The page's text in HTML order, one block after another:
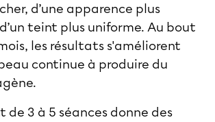
d’une apparence plus
teint plus uniforme. Au bout
les résultats s'améliorent
continue à produire du
3 à 5 séances donne des